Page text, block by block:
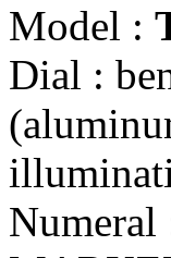
Model :
Dial :